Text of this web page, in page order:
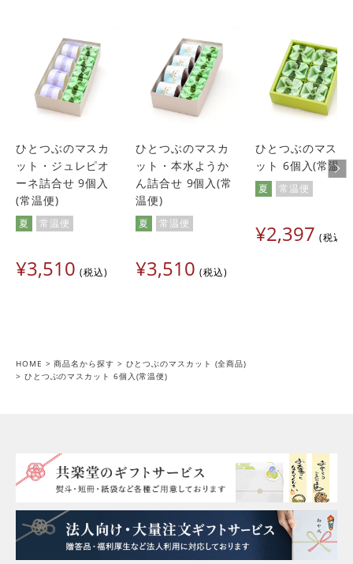
翌月には叔母のお誕生日に贈りました。
jun 1
非公開
投稿日
2023/06/21
以前、試食をしてとても美味しかったので、会食用の手土産
に購入した所、お客様からも家族で取り合いになるほど美味
しかったという感想を頂き、手土産として愛用しています。
自分用にはなかなか高いお値段ですが、もらって嬉しい手土
産だと思います。
東京都 50代
投稿日
2023/05/22
ひとつぶのマスカ
ット・ジュレピオ
ーネ詰合せ 9個入
(常温便)
夏 常温便
¥3,510 税込
ひとつぶのマスカ
ット・本水ようか
ん詰合せ 9個入(常
温便)
夏 常温便
¥3,510 税込
ひとつぶのマスカ
ット 6個入(常温
夏 常温便
¥2,397 税込
HOME 商品名から探す
ひとつぶのマスカット (全商品)
ひとつぶのマスカット 6個入(常温便)